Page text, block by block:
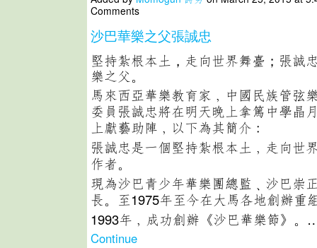
Comments
沙巴華樂之父張誠忠
堅持紮根本土，走向世界舞臺；張誠
樂之父。
馬來西亞華樂教育家﹐中國民族管弦
委員張誠忠將在明天晚上拿篤中學晶
上獻藝助陣﹐以下為其簡介﹕
張誠忠是一個堅持紮根本土﹐走向世
作者。
現為沙巴青少年華樂團總監﹑沙巴崇
長。至1975年至今在大馬各地創辦重
1993年﹐成功創辦《沙巴華樂節》。
Continue